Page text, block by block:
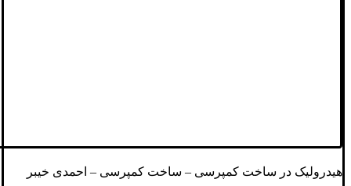
هیدرولیک در ساخت کمپرسی – ساخت کمپرسی – احمدی خیبر